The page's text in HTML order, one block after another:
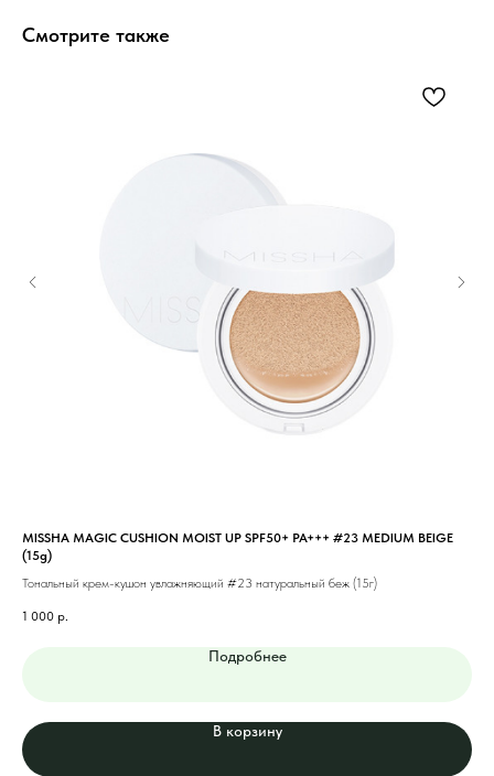
Смотрите также
MISSHA MAGIC CUSHION MOIST UP SPF50+ PA+++ #23 MEDIUM BEIGE
(15g)
Тональный крем-кушон увлажняющий #23 натуральный беж (15г)
1 000 р.
Подробнее
В корзину